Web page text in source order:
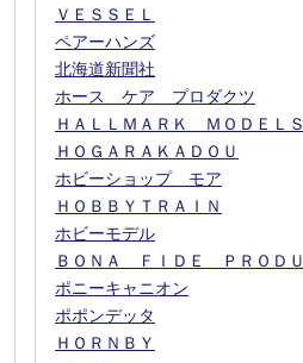
ＶＥＳＳＥＬ
ペアーハンズ
北海道新聞社
ホース ケア プロダクツ
ＨＡＬＬＭＡＲＫ ＭＯＤＥＬ
ＨＯＧＡＲＡＫＡＤＯＵ
ホビーショップ モア
ＨＯＢＢＹＴＲＡＩＮ
ホビーモデル
ＢＯＮＡ ＦＩＤＥ ＰＲＯＤ
ポニーキャニオン
ポポンデッタ
ＨＯＲＮＢＹ